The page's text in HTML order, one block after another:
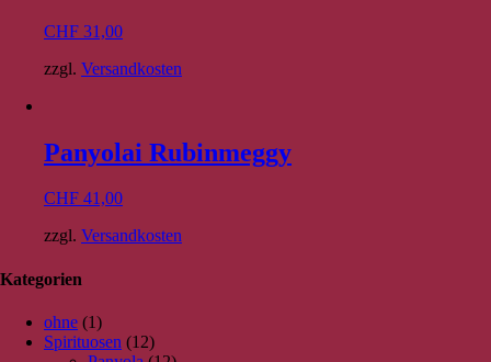
CHF 31,00
zzgl. Versandkosten
Panyolai Rubinmeggy
CHF 41,00
zzgl. Versandkosten
Kategorien
ohne (1)
Spirituosen (12)